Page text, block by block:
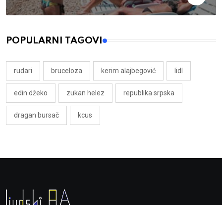
POPULARNI TAGOVI
rudari bruceloza kerim alajbegović lidl
edin džeko zukan helez republika srpska
dragan bursač kcus